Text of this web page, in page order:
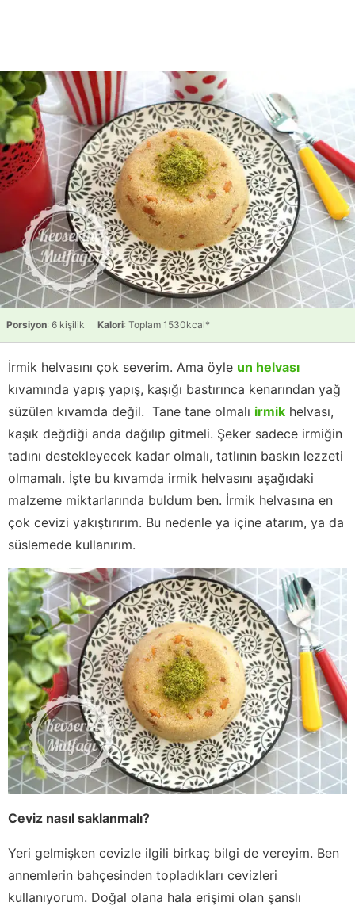
Porsiyon: 6 kişilik Kalori: Toplam 1530kcal*
İrmik helvasını çok severim. Ama öyle un helvası
kıvamında yapış yapış, kaşığı bastırınca kenarından yağ
süzülen kıvamda değil. Tane tane olmalı irmik helvası,
kaşık değdiği anda dağılıp gitmeli. Şeker sadece irmiğin
tadını destekleyecek kadar olmalı, tatlının baskın lezzeti
olmamalı. İşte bu kıvamda irmik helvasını aşağıdaki
malzeme miktarlarında buldum ben. İrmik helvasına en
çok cevizi yakıştırırım. Bu nedenle ya içine atarım, ya da
süslemede kullanırım.
Ceviz nasıl saklanmalı?
Yeri gelmişken cevizle ilgili birkaç bilgi de vereyim. Ben
annemlerin bahçesinden topladıkları cevizleri
kullanıyorum. Doğal olana hala erişimi olan şanslı